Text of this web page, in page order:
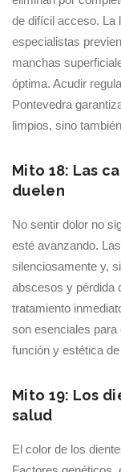
de difícil acceso. La
especialistas
manchas
óptima. Acudir
Pontevedra
limpios, sino
Mito 18: Las
duelen
No sentir dolor no
esté avanzando.
silenciosamente y,
abscesos y pérdida
tratamiento
son esenciales
función y estética
Mito 19: Los
salud
El color de los